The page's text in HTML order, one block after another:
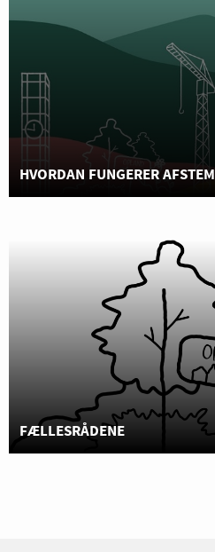
HVORDAN FUNGERER
FÆLLESRÅDENE